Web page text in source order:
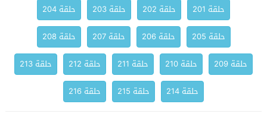
حلقة 201 حلقة 202 حلقة 203
حلقة 204
حلقة 205
حلقة 206 حلقة 207
حلقة 208
حلقة 209
حلقة 210 حلقة 211 حلقة 212
حلقة 213
حلقة 214
حلقة 215 حلقة 216